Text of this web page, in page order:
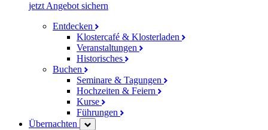
jetzt Angebot sichern
Entdecken
Klostercafé & Klosterladen
Veranstaltungen
Historisches
Buchen
Seminare & Tagungen
Hochzeiten & Feiern
Kurse
Führungen
Übernachten